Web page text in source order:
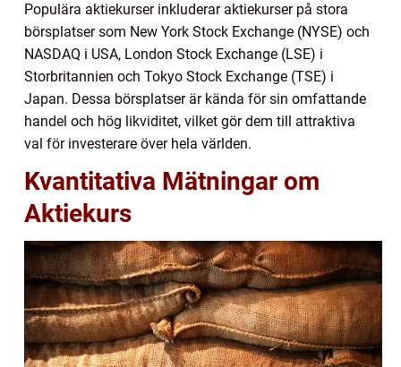
Populära aktiekurser inkluderar aktiekurser på stora
börsplatser som New York Stock Exchange (NYSE) och
NASDAQ i USA, London Stock Exchange (LSE) i
Storbritannien och Tokyo Stock Exchange (TSE) i
Japan. Dessa börsplatser är kända för sin omfattande
handel och hög likviditet, vilket gör dem till attraktiva
val för investerare över hela världen.
Kvantitativa Mätningar om
Aktiekurs